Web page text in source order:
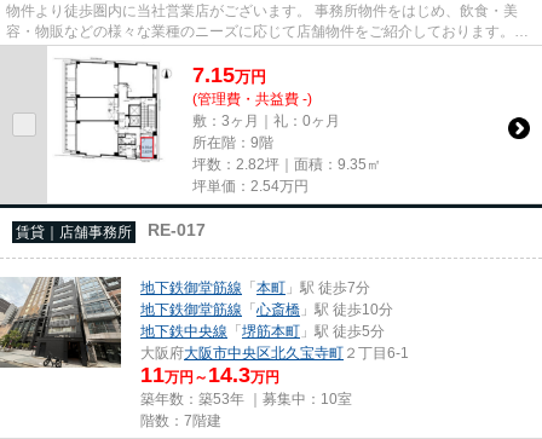
物件より徒歩圏内に当社営業店がございます。 事務所物件をはじめ、飲食・美
容・物販などの様々な業種のニーズに応じて店舗物件をご紹介しております。
尚、弊社ではおとり広告は一切...
7.15万円
(管理費・共益費 -)
敷：3ヶ月｜礼：0ヶ月
所在階：9階
坪数：2.82坪｜面積：9.35㎡
坪単価： 2.54万円
賃貸｜店舗事務所 RE-017
地下鉄御堂筋線 「本町 」駅 徒歩7分
地下鉄御堂筋線 「心斎橋 」駅 徒歩10分
地下鉄中央線 「堺筋本町 」駅 徒歩5分
大阪府大阪市中央区北久宝寺町 ２丁目6-1
11万円～ 14.3万円
築年数：築53年 ｜募集中： 10室
階数：7階建